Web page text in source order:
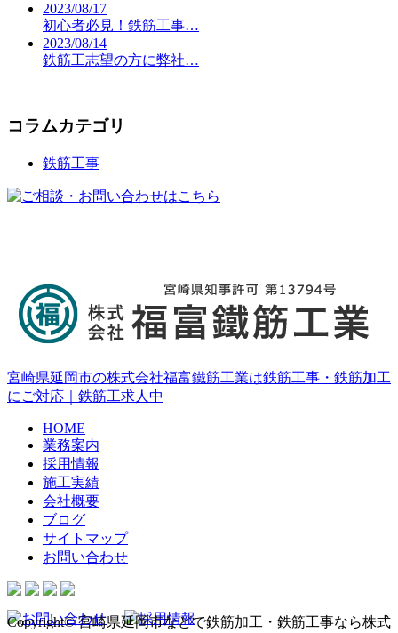
2023/08/17
初心者必見！鉄筋工事…
2023/08/14
鉄筋工志望の方に弊社…
コラムカテゴリ
鉄筋工事
宮崎県延岡市の株式会社福富鐵筋工業は鉄筋工事・鉄筋加工
にご対応｜鉄筋工求人中
HOME
業務案内
採用情報
施工実績
会社概要
ブログ
サイトマップ
お問い合わせ
Copyright© 宮崎県延岡市などで鉄筋加工・鉄筋工事なら株式